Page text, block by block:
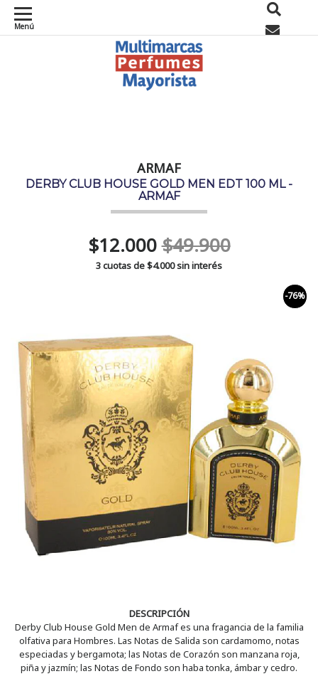
Menú
ARMAF
DERBY CLUB HOUSE GOLD MEN EDT 100 ML -
ARMAF
$12.000$49.900
3 cuotas de$4.000sin interés
-76%
DESCRIPCIÓN
Derby Club House Gold Men de Armaf es una fragancia de la familia
olfativa para Hombres. Las Notas de Salida son cardamomo, notas
especiadas y bergamota; las Notas de Corazón son manzana roja,
piña y jazmín; las Notas de Fondo son haba tonka, ámbar y cedro.